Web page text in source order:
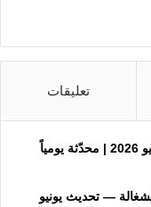
تعليقات
فري فاير 2026 الشغالة — تحديث يونيو